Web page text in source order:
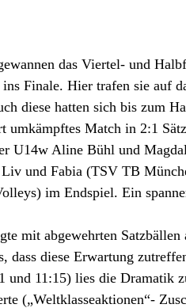
das Viertel- und
Finale. Hier trafen sie auf
diese hatten sich bis zum
umkämpftes Match in 2:1
U14w Aline Bühl und
und Fabia (TSV TB
im Endspiel. Ein
mit abgewehrten
dass diese Erwartung
und 11:15) lies die Dramatik
(„Weltklasseaktionen“-